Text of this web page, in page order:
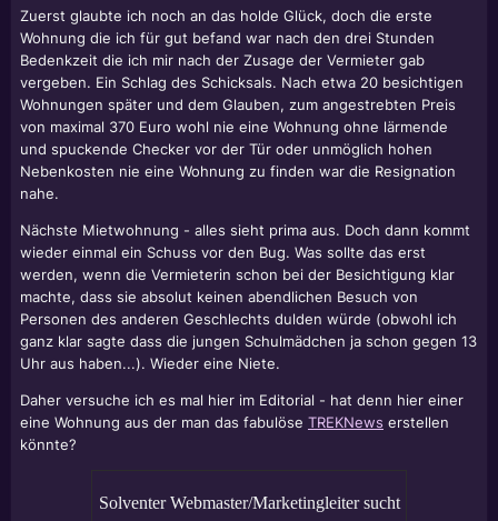
Zuerst glaubte ich noch an das holde Glück, doch die erste
Wohnung die ich für gut befand war nach den drei Stunden
Bedenkzeit die ich mir nach der Zusage der Vermieter gab
vergeben. Ein Schlag des Schicksals. Nach etwa 20 besichtigen
Wohnungen später und dem Glauben, zum angestrebten Preis
von maximal 370 Euro wohl nie eine Wohnung ohne lärmende
und spuckende Checker vor der Tür oder unmöglich hohen
Nebenkosten nie eine Wohnung zu finden war die Resignation
nahe.
Nächste Mietwohnung - alles sieht prima aus. Doch dann kommt
wieder einmal ein Schuss vor den Bug. Was sollte das erst
werden, wenn die Vermieterin schon bei der Besichtigung klar
machte, dass sie absolut keinen abendlichen Besuch von
Personen des anderen Geschlechts dulden würde (obwohl ich
ganz klar sagte dass die jungen Schulmädchen ja schon gegen 13
Uhr aus haben...). Wieder eine Niete.
Daher versuche ich es mal hier im Editorial - hat denn hier einer
eine Wohnung aus der man das fabulöse TREKNews erstellen
könnte?
Solventer Webmaster/Marketingleiter sucht